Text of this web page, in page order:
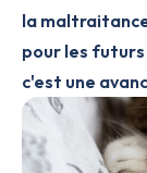
la
pour les
c'est une